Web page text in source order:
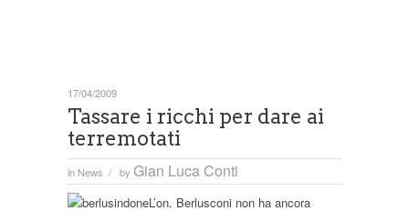
Tassare i ricchi per dare ai
terremotati
in News / by Gian Luca Conti
17/04/2009
L’on. Berlusconi non ha ancora